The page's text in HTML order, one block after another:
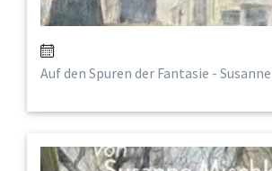
Auf den Spuren der Fantasie -